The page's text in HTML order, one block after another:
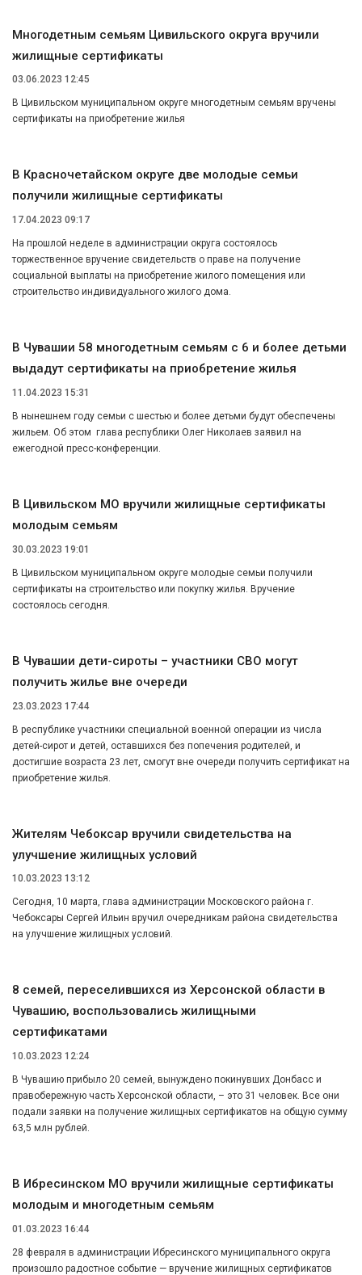
Многодетным семьям Цивильского округа вручили
жилищные сертификаты
03.06.2023 12:45
В Цивильском муниципальном округе многодетным семьям вручены
сертификаты на приобретение жилья
В Красночетайском округе две молодые семьи
получили жилищные сертификаты
17.04.2023 09:17
На прошлой неделе в администрации округа состоялось
торжественное вручение свидетельств о праве на получение
социальной выплаты на приобретение жилого помещения или
строительство индивидуального жилого дома.
В Чувашии 58 многодетным семьям с 6 и более детьми
выдадут сертификаты на приобретение жилья
11.04.2023 15:31
В нынешнем году семьи с шестью и более детьми будут обеспечены
жильем. Об этом глава республики Олег Николаев заявил на
ежегодной пресс-конференции.
В Цивильском МО вручили жилищные сертификаты
молодым семьям
30.03.2023 19:01
В Цивильском муниципальном округе молодые семьи получили
сертификаты на строительство или покупку жилья. Вручение
состоялось сегодня.
В Чувашии дети-сироты – участники СВО могут
получить жилье вне очереди
23.03.2023 17:44
В республике участники специальной военной операции из числа
детей-сирот и детей, оставшихся без попечения родителей, и
достигшие возраста 23 лет, смогут вне очереди получить сертификат на
приобретение жилья.
Жителям Чебоксар вручили свидетельства на
улучшение жилищных условий
10.03.2023 13:12
Сегодня, 10 марта, глава администрации Московского района г.
Чебоксары Сергей Ильин вручил очередникам района свидетельства
на улучшение жилищных условий.
8 семей, переселившихся из Херсонской области в
Чувашию, воспользовались жилищными
сертификатами
10.03.2023 12:24
В Чувашию прибыло 20 семей, вынуждено покинувших Донбасс и
правобережную часть Херсонской области, – это 31 человек. Все они
подали заявки на получение жилищных сертификатов на общую сумму
63,5 млн рублей.
В Ибресинском МО вручили жилищные сертификаты
молодым и многодетным семьям
01.03.2023 16:44
28 февраля в администрации Ибресинского муниципального округа
произошло радостное событие — вручение жилищных сертификатов